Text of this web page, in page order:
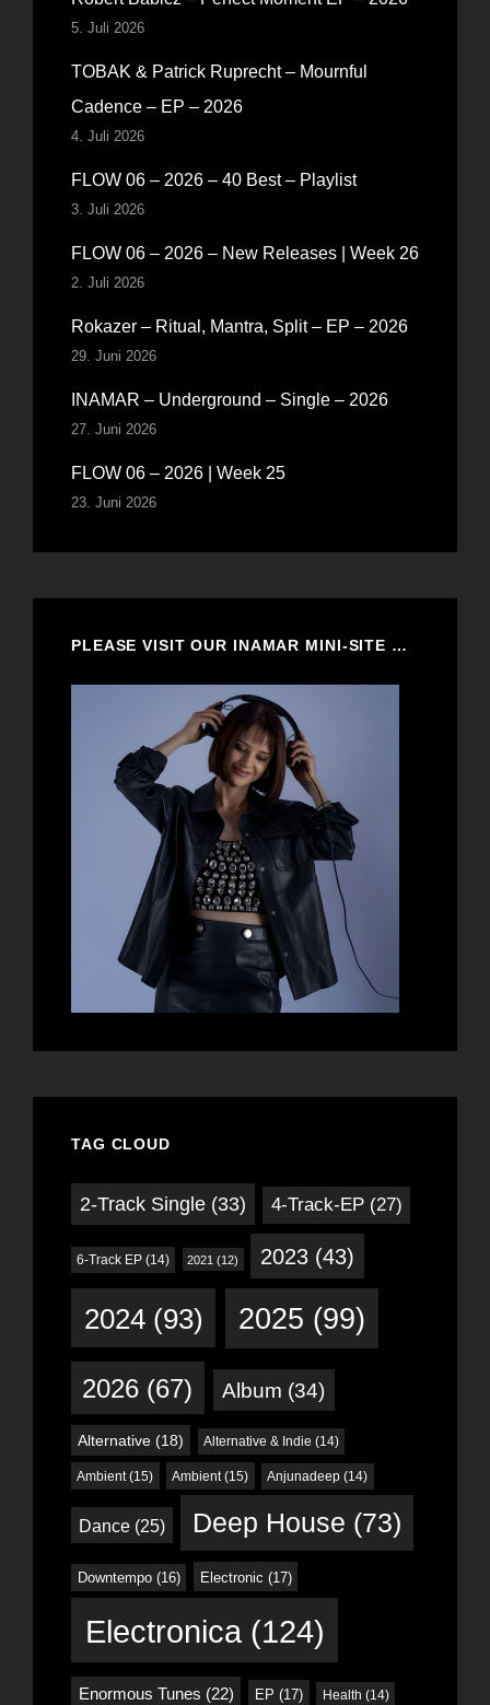
5. Juli 2026
TOBAK & Patrick Ruprecht – Mournful
Cadence – EP – 2026
4. Juli 2026
FLOW 06 – 2026 – 40 Best – Playlist
3. Juli 2026
FLOW 06 – 2026 – New Releases | Week 26
2. Juli 2026
Rokazer – Ritual, Mantra, Split – EP – 2026
29. Juni 2026
INAMAR – Underground – Single – 2026
27. Juni 2026
FLOW 06 – 2026 | Week 25
23. Juni 2026
PLEASE VISIT OUR INAMAR MINI-SITE …
TAG CLOUD
2-Track Single (33) 4-Track-EP(27)
6-Track EP (14) 2021 (12) 2023(43)
2024(93) 2025 (99)
2026 (67) Album (34)
Alternative (18) Alternative & Indie (14)
Ambient(15) Ambient(15) Anjunadeep (14)
Dance (25) Deep House (73)
Downtempo(16) Electronic (17)
Electronica(124)
Enormous Tunes (22) EP (17) Health (14)